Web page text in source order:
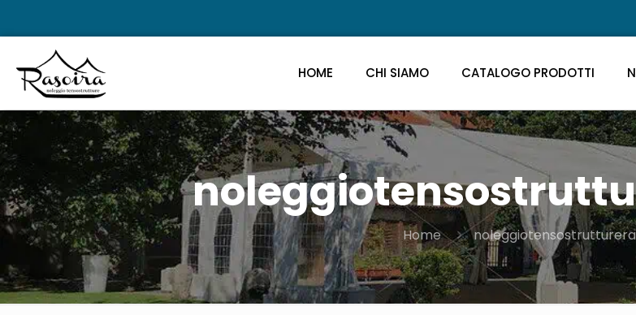
HOME CHI SIAMO CATALOGO PRODOTTI
Home